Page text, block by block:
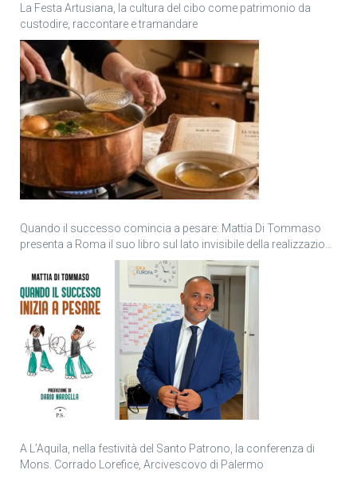
La Festa Artusiana, la cultura del cibo come patrimonio da
custodire, raccontare e tramandare
Quando il successo comincia a pesare: Mattia Di Tommaso
presenta a Roma il suo libro sul lato invisibile della realizzazione
A L’Aquila, nella festività del Santo Patrono, la conferenza di
Mons. Corrado Lorefice, Arcivescovo di Palermo